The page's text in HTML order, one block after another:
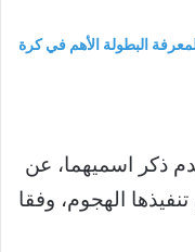
لمعرفة البطولة الأهم في كرة
ذكر اسميهما، عن
الهجوم، وفقا